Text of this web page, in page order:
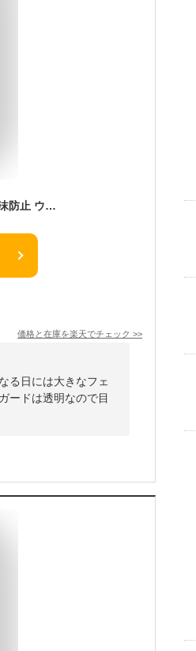
フェイスガード 帽子 バケットハット レディース 飛沫防止 ウイルス 花粉 対策 透明 軽量 保護 コットン 無地 サファリハット 夏 男女兼用 かわいい おしゃれ
価格と在庫を楽天でチェック >>
る日には大きなフェ
ードは透明なので目